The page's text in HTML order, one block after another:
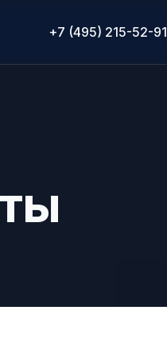
+7 (495) 215-52-91